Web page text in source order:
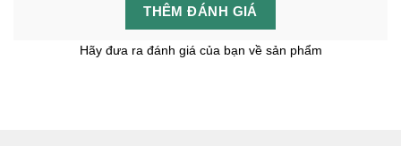
THÊM ĐÁNH GIÁ
Hãy đưa ra đánh giá của bạn về sản phẩm